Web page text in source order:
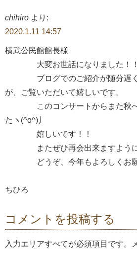
chihiro より:
2020.1.11 14:57
横武公民館館長様
大変お世話になりました！！
ブログでのご紹介が随分遅く
が、ご覧いただいて嬉しいです。
このコンサートからまた秋へ
たヽ(^o^)丿
嬉しいです！！
またぜひ再会出来ますよう
どうぞ、今年もよろしくお願
ちひろ
コメントを投稿する
入力エリアすべてが必須項目です。